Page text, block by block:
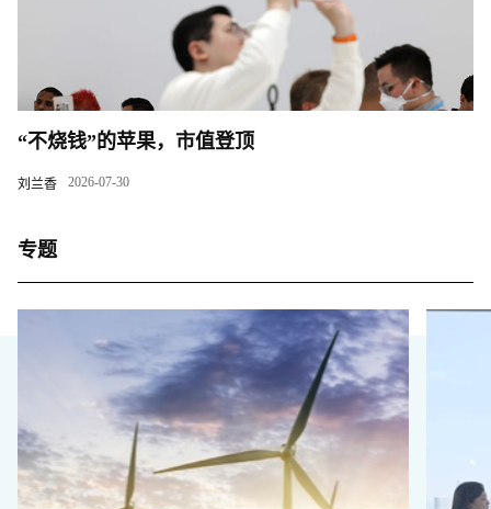
“不烧钱”的苹果，市值登顶
刘兰香 2026-07-30
专题